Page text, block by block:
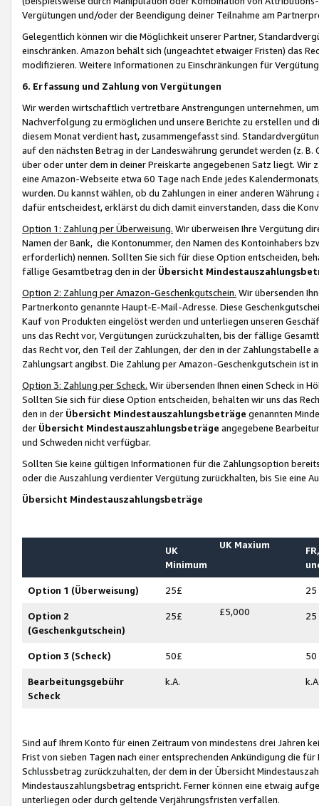
Vergütungen und/oder der Beendigung deiner Teilnahme am
Gelegentlich können wir die Möglichkeit unserer Partner,
einschränken. Amazon behält sich (ungeachtet etwaiger Fristen) das
modifizieren. Weitere Informationen zu Einschränkungen für
6. Erfassung und Zahlung von Vergütungen
Wir werden wirtschaftlich vertretbare Anstrengungen unternehmen,
Nachverfolgung zu ermöglichen und unsere Berichte zu erstellen und
diesem Monat verdient hast, zusammengefasst sind.
auf den nächsten Betrag in der Landeswährung gerundet werden (z.
über oder unter dem in deiner Preiskarte angegebenen Satz liegt.
eine Amazon-Webseite etwa 60 Tage nach Ende jedes
wurden. Du kannst wählen, ob du Zahlungen in einer anderen
dafür entscheidest, erklärst du dich damit einverstanden, dass die
Option 1: Zahlung per Überweisung. Wir überweisen Ihre Vergütung
Namen der Bank, die Kontonummer, den Namen des Kontoinhabers
erforderlich) nennen. Sollten Sie sich für diese Option entscheiden,
fällige Gesamtbetrag den in der Übersicht
Option 2: Zahlung per Amazon-Geschenkgutschein. Wir übersenden
Partnerkonto genannte Haupt-E-Mail-Adresse. Diese
Kauf von Produkten eingelöst werden und unterliegen unseren
uns das Recht vor, Vergütungen zurückzuhalten, bis der fällige
das Recht vor, den Teil der Zahlungen, der den in der
Zahlungsart angibst. Die Zahlung per Amazon-Geschenkgutschein ist
Option 3: Zahlung per Scheck. Wir übersenden Ihnen einen Scheck in
Sollten Sie sich für diese Option entscheiden, behalten wir uns das
den in der Übersicht Mindestauszahlungsbeträge genannten
der Übersicht Mindestauszahlungsbeträge angegebene
und Schweden nicht verfügbar.
Sollten Sie keine gültigen Informationen für die Zahlungsoption
oder die Auszahlung verdienter Vergütung zurückhalten, bis Sie
Übersicht Mindestauszahlungsbeträge
UK
Minimum
UK Maxium
Option 1 (Überweisung) 25£ 25
Option 2
(Geschenkgutschein)
25£ £5,000 25
Option 3 (Scheck) 50£ 50
Bearbeitungsgebühr
Scheck
k.A.
Sind auf Ihrem Konto für einen Zeitraum von mindestens drei Jahren
Frist von sieben Tagen nach einer entsprechenden Ankündigung die
Schlussbetrag zurückzuhalten, der dem in der Übersicht
Mindestauszahlungsbetrag entspricht. Ferner können eine etwaig
unterliegen oder durch geltende Verjährungsfristen verfallen.